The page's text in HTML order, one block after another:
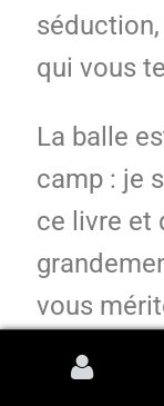
qui vous
La balle
camp : je
ce livre et
vous
Cela